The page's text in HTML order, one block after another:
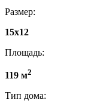
Размер:
15x12
Площадь:
119 м2
Тип дома: